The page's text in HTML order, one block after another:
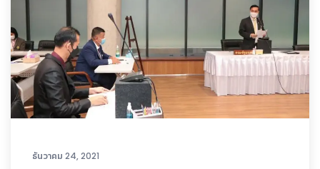
ธันวาคม 24, 2021